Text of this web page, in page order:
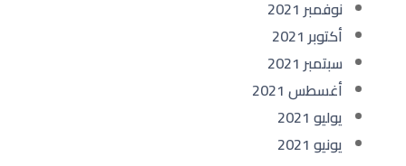
نوفمبر 2021
أكتوبر 2021
سبتمبر 2021
أغسطس 2021
يوليو 2021
يونيو 2021